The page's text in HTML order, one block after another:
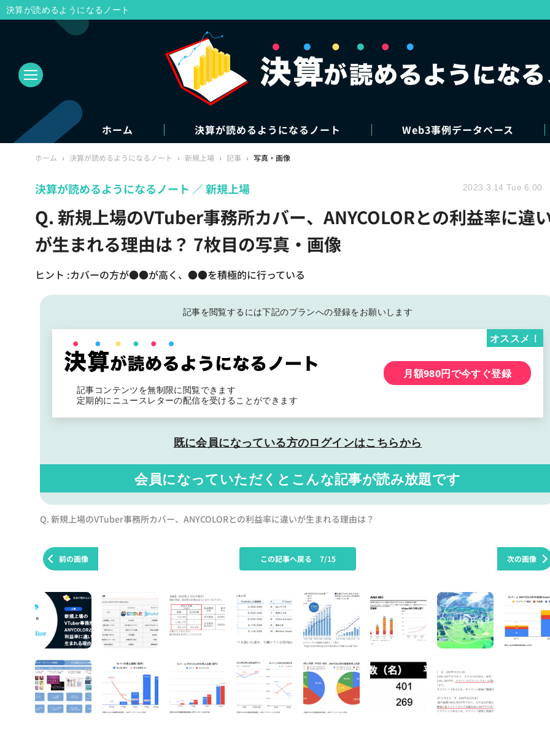
ホーム 決算が読めるようになるノート Web3事例データベース
ホーム › 決算が読めるようになるノート › 新規上場 › 記事 › 写真・画像
Q. 新規上場のVTuber事務所カバー、ANYCOLORとの利益率に違
が生まれる理由は？ 7枚目の写真・画像
ヒント :カバーの方が●●が高く、●●を積極的に行っている
決算が読めるようになるノート 新規上場 2023.3.14 Tue 6:00
記事を閲覧するには下記のプランへの登録をお願いします
記事コンテンツを無制限に閲覧できます
定期的にニュースレターの配信を受けることができます
オススメ！
月額980円で今すぐ登録
既に会員になっている方のログインはこちらから
会員になっていただくと こんな記事が読み放題です
Q. 新規上場のVTuber事務所カバー、ANYCOLORとの利益率に違いが生まれる理由は？
前の画像 次の画像
この記事へ戻る 7/15
決算が読めるようになるノート